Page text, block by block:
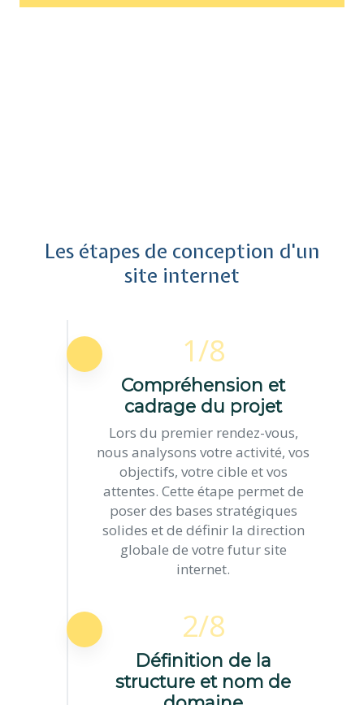
Les étapes de conception d'un
site internet
1/8
Compréhension et
cadrage du projet
Lors du premier rendez-vous,
nous analysons votre activité, vos
objectifs, votre cible et vos
attentes. Cette étape permet de
poser des bases stratégiques
solides et de définir la direction
globale de votre futur site
internet.
2/8
Définition de la
structure et nom de